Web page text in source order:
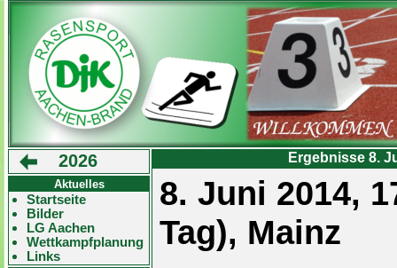
2026
Aktuelles
Startseite
Bilder
LG Aachen
Wettkampfplanung
Links
Ergebnisse 8.
8. Juni 2014,
Tag), Mainz